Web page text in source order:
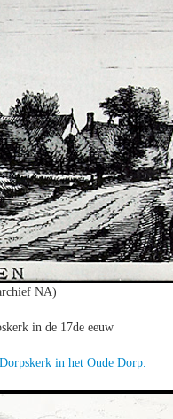
NA)
in de 17de eeuw
Dorpskerk in het Oude Dorp.